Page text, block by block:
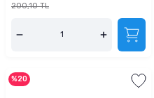
200,10 TL
%20